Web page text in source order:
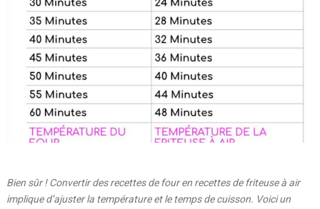
Bien sûr ! Convertir des recettes de four en recettes de friteuse à air
implique d’ajuster la température et le temps de cuisson. Voici un